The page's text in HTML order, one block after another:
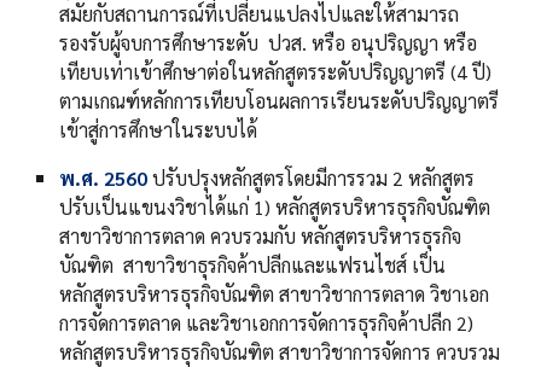
สมัยกับสถานการณ์ที่เปลี่ยนแปลงไปและให้สามารถ
รองรับผู้จบการศึกษาระดับ ปวส. หรือ อนุปริญญา หรือ
เทียบเท่าเข้าศึกษาต่อในหลักสูตรระดับปริญญาตรี (4 ปี)
ตามเกณฑ์หลักการเทียบโอนผลการเรียนระดับปริญญาตรี
เข้าสู่การศึกษาในระบบได้
พ.ศ. 2560ปรับปรุงหลักสูตรโดยมีการรวม 2 หลักสูตร
ปรับเป็นแขนงวิชาได้แก่ 1) หลักสูตรบริหารธุรกิจบัณฑิต
สาขาวิชาการตลาด ควบรวมกับ หลักสูตรบริหารธุรกิจ
บัณฑิต สาขาวิชาธุรกิจค้าปลีกและแฟรนไชส์ เป็น
หลักสูตรบริหารธุรกิจบัณฑิต สาขาวิชาการตลาด วิชาเอก
การจัดการตลาด และวิชาเอกการจัดการธุรกิจค้าปลีก 2)
หลักสูตรบริหารธุรกิจบัณฑิต สาขาวิชาการจัดการ ควบรวม